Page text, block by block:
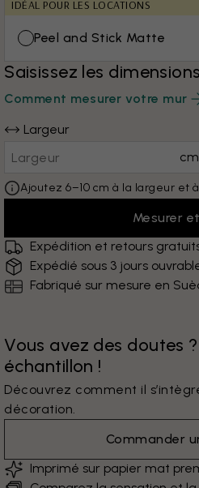
IDÉAL POUR LES LOCATIONS
Peel and Stick Matte
Saisissez les dimensions
Comment mesurer votre mur
Largeur
cm
Ajoutez 6–10 cm à la largeur et
Mesurer
Expédition et retours
Expédié sous 3 jours
Fabriqué sur mesure en
Vous avez des doutes
échantillon !
Découvrez comment il
décoration.
Commander
Imprimé sur papier mat